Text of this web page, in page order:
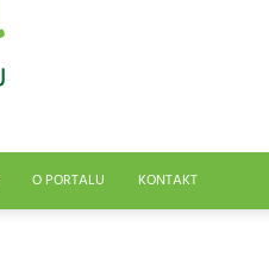
O PORTALU KONTAKT